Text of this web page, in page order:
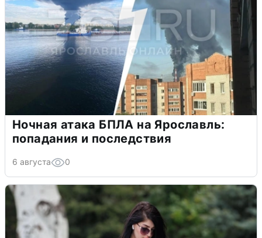
Ночная атака БПЛА на Ярославль:
попадания и последствия
6 августа 0